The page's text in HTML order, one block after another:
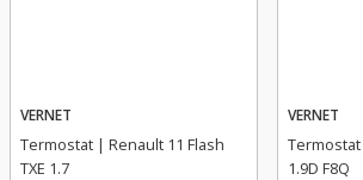
VERNET
Termostat | Renault 11 Flash
TXE 1.7
VERNET
1.9D F8Q